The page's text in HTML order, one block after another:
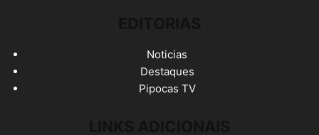
Noticias
Destaques
Pipocas TV